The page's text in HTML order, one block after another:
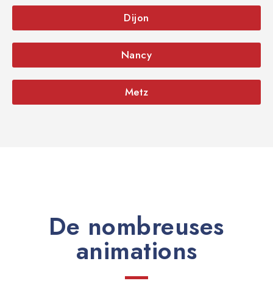
Dijon
Nancy
Metz
De nombreuses
animations